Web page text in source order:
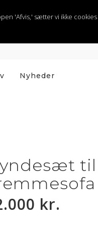
'Afvis,' sætter vi ikke
Nyheder
til
kr.